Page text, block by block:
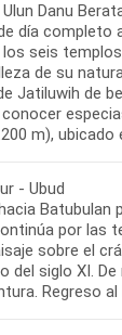
Danu
día completo
los seis
de su
Jatiluwih de
conocer
m),
- Ubud
por las
sobre el
del siglo XI.
Regreso